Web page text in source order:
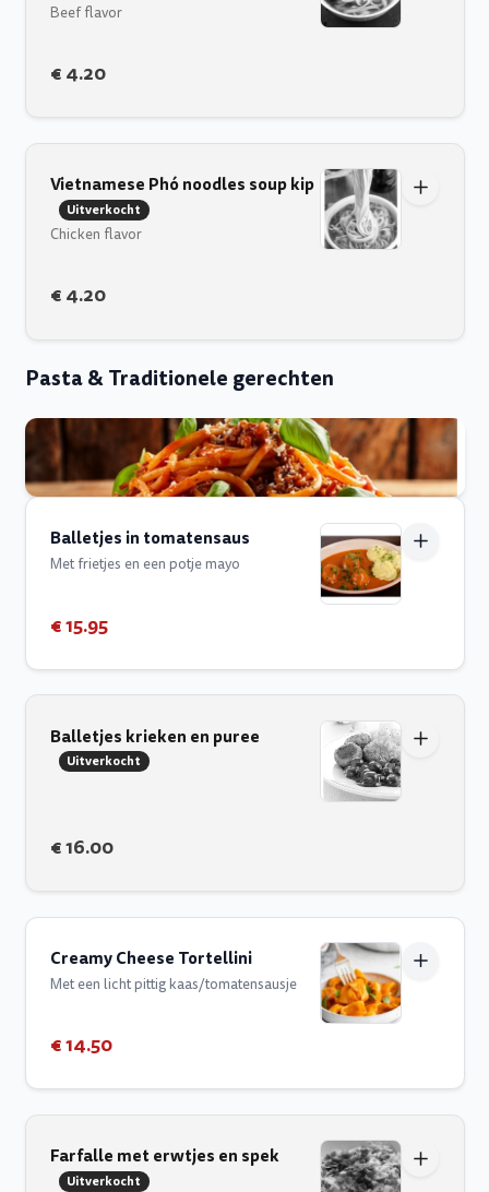
Beef flavor
€ 4.20
Vietnamese Phó noodles soup kip
Uitverkocht
Chicken flavor
€ 4.20
Pasta & Traditionele gerechten
Balletjes in tomatensaus
Met frietjes en een potje mayo
€ 15.95
Balletjes krieken en puree
Uitverkocht
€ 16.00
Creamy Cheese Tortellini
Met een licht pittig kaas/tomatensausje
€ 14.50
Farfalle met erwtjes en spek
Uitverkocht